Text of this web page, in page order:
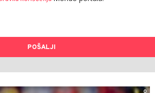
POŠALJI